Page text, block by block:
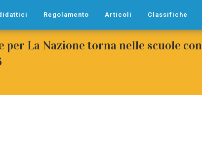
Regolamento Articoli Classifiche
La Nazione torna nelle scuole con